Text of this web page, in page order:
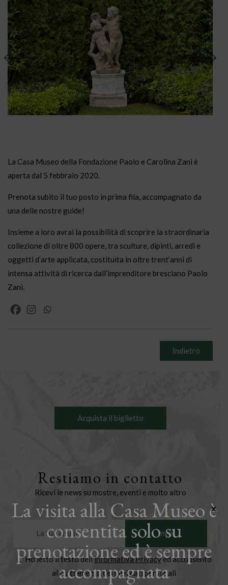
La Casa Museo della Fondazione Paolo e Carolina Zani è
aperta dal 5 febbraio 2020.
Prenota subito il tuo posto in prima fila, accompagnato da
una delle nostre guide!
Insieme a loro avrai la possibilità di scoprire la straordinaria
collezione di oltre 800 opere, tra sculture, dipinti, arredi e
oggetti d’arte applicata, costituita in oltre trent’anni di
intensa attività di ricerca dall’imprenditore bresciano Paolo
Zani.
Indietro
Acquista il biglietto
Restiamo in contatto
Ricevi le news su mostre, eventi e molto altro
Ho letto il testo dell'informativa Privacyed acconsento
al trattamento dei miei dati personali
La visita alla Casa Museo è
consentita solo su
prenotazione ed è sempre
accompagnata
×